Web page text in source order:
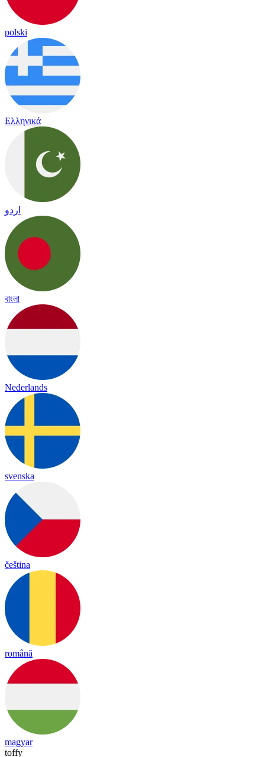
polski
Ελληνικά
اردو
বাংলা
Nederlands
svenska
čeština
română
magyar
toffy